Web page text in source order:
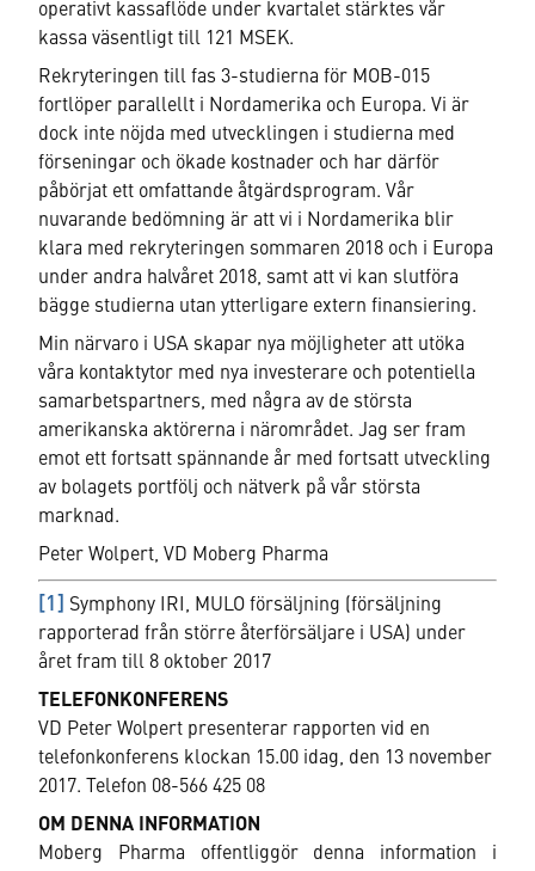
operativt kassaflöde under kvartalet stärktes vår
kassa väsentligt till 121 MSEK.
Rekryteringen till fas 3-studierna för MOB-015
fortlöper parallellt i Nordamerika och Europa. Vi är
dock inte nöjda med utvecklingen i studierna med
förseningar och ökade kostnader och har därför
påbörjat ett omfattande åtgärdsprogram. Vår
nuvarande bedömning är att vi i Nordamerika blir
klara med rekryteringen sommaren 2018 och i Europa
under andra halvåret 2018, samt att vi kan slutföra
bägge studierna utan ytterligare extern finansiering.
Min närvaro i USA skapar nya möjligheter att utöka
våra kontaktytor med nya investerare och potentiella
samarbetspartners, med några av de största
amerikanska aktörerna i närområdet. Jag ser fram
emot ett fortsatt spännande år med fortsatt utveckling
av bolagets portfölj och nätverk på vår största
marknad.
Peter Wolpert, VD Moberg Pharma
[1]
Symphony IRI, MULO försäljning (försäljning
rapporterad från större återförsäljare i USA) under
året fram till 8 oktober 2017
TELEFONKONFERENS
VD Peter Wolpert presenterar rapporten vid en
telefonkonferens klockan 15.00 idag, den 13 november
2017. Telefon 08-566 425 08
OM DENNA INFORMATION
Moberg Pharma offentliggör denna information i